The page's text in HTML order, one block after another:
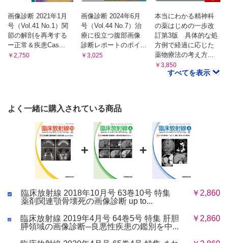
画像診断 2021年1月
号（Vol.41 No.1）関
節の解剖を再考する
ー正常＆疾患Cas...
￥2,750
画像診断 2024年6月
号（Vol.44 No.7）治
療に役立つ腹部画像
診断レポートのポイ...
￥3,025
本当にわかる精神科
の薬はじめの一歩改
訂第3版 具体的な処
方例で経過に応じた
薬物療法の考え方...
￥3,850
すべてを表示
よく一緒に購入されている商品
+ +
臨床放射線 2018年10月号 63巻10号 特集
薬剤関連顎骨壊死の画像診断 up to...
￥2,860
臨床放射線 2019年4月号 64巻5号 特集 肝胆
膵領域の画像診断─良悪性疾患の鑑別を中...
￥2,860